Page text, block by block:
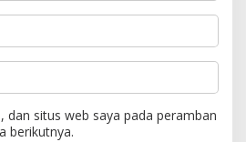
dan situs web saya pada peramban
berikutnya.